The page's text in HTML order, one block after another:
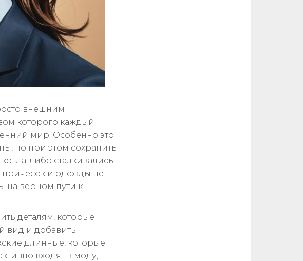
внешним
которого каждый
мир. Особенно это
но при этом сохранить
либо сталкивались
и одежды не
на верном пути к
деталям, которые
вид и добавить
длинные, которые
входят в моду,